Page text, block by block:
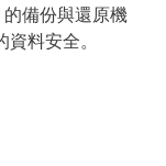
的備份與還原機
料安全。